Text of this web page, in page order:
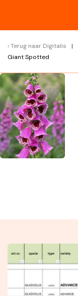
Terug naar Digitalis
Giant Spotted